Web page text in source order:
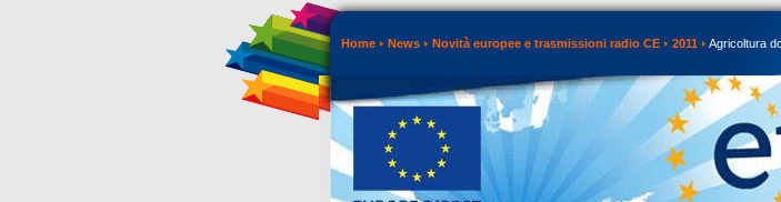
Home News Novità europee e trasmissioni radio CE 2011 Agricoltura